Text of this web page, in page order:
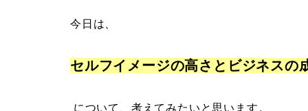
今日は、
セルフイメージの高さとビジネスの
について、考えてみたいと思います。